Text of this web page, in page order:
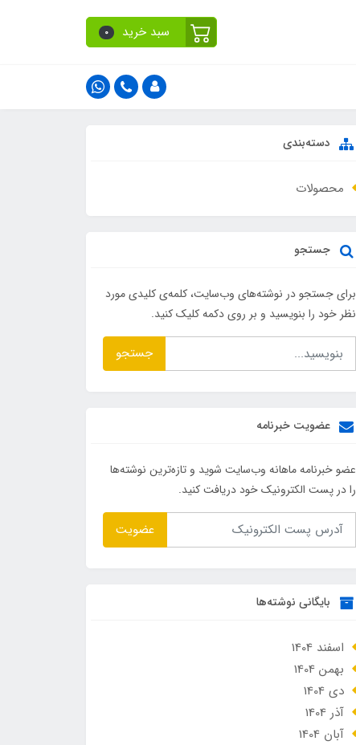
سبد خرید 0
دسته‌بندی
محصولات
جستجو
برای جستجو در نوشته‌های وب‌سایت، کلمه‌ی کلیدی مورد
نظر خود را بنویسید و بر روی دکمه کلیک کنید.
جستجو
عضویت خبرنامه
عضو خبرنامه ماهانه وب‌سایت شوید و تازه‌ترین نوشته‌ها
را در پست الکترونیک خود دریافت کنید.
عضویت
بایگانی نوشته‌ها
اسفند 1404
بهمن 1404
دی 1404
آذر 1404
آبان 1404